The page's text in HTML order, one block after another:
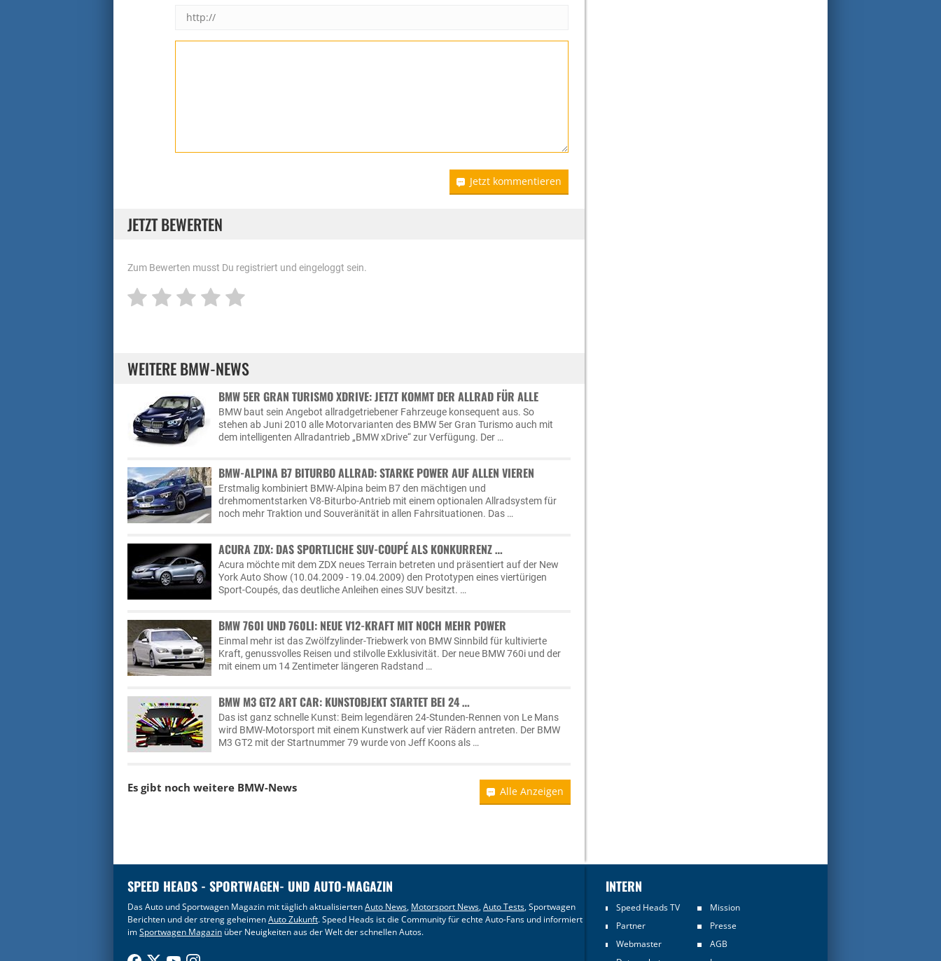
Jetzt kommentieren
JETZT BEWERTEN
Zum Bewerten musst Du registriert und eingeloggt sein.
WEITERE BMW-NEWS
BMW 5ER GRAN TURISMO XDRIVE: JETZT KOMMT DER ALLRAD FÜR ALLE
BMW baut sein Angebot allradgetriebener Fahrzeuge konsequent aus. So
stehen ab Juni 2010 alle Motorvarianten des BMW 5er Gran Turismo auch mit
dem intelligenten Allradantrieb „BMW xDrive“ zur Verfügung. Der …
BMW-ALPINA B7 BITURBO ALLRAD: STARKE POWER AUF ALLEN VIEREN
Erstmalig kombiniert BMW-Alpina beim B7 den mächtigen und
drehmomentstarken V8-Biturbo-Antrieb mit einem optionalen Allradsystem für
noch mehr Traktion und Souveränität in allen Fahrsituationen. Das …
ACURA ZDX: DAS SPORTLICHE SUV-COUPÉ ALS KONKURRENZ …
Acura möchte mit dem ZDX neues Terrain betreten und präsentiert auf der New
York Auto Show (10.04.2009 - 19.04.2009) den Prototypen eines viertürigen
Sport-Coupés, das deutliche Anleihen eines SUV besitzt. …
BMW 760I UND 760LI: NEUE V12-KRAFT MIT NOCH MEHR POWER
Einmal mehr ist das Zwölfzylinder-Triebwerk von BMW Sinnbild für kultivierte
Kraft, genussvolles Reisen und stilvolle Exklusivität. Der neue BMW 760i und der
mit einem um 14 Zentimeter längeren Radstand …
BMW M3 GT2 ART CAR: KUNSTOBJEKT STARTET BEI 24 …
Das ist ganz schnelle Kunst: Beim legendären 24-Stunden-Rennen von Le Mans
wird BMW-Motorsport mit einem Kunstwerk auf vier Rädern antreten. Der BMW
M3 GT2 mit der Startnummer 79 wurde von Jeff Koons als …
Es gibt noch weitere BMW-News Alle Anzeigen
SPEED HEADS - SPORTWAGEN- UND AUTO-MAGAZIN
Das Auto und Sportwagen Magazin mit täglich aktualisiertenAuto News, Motorsport News,Auto Tests, Sportwagen
Berichten und der streng geheimenAuto Zukunft. Speed Heads ist die Community für echte Auto-Fans und informiert
imSportwagen Magazin über Neuigkeiten aus der Welt der schnellen Autos.
INTERN
Speed Heads TV
Mission
Partner
Presse
Webmaster
AGB